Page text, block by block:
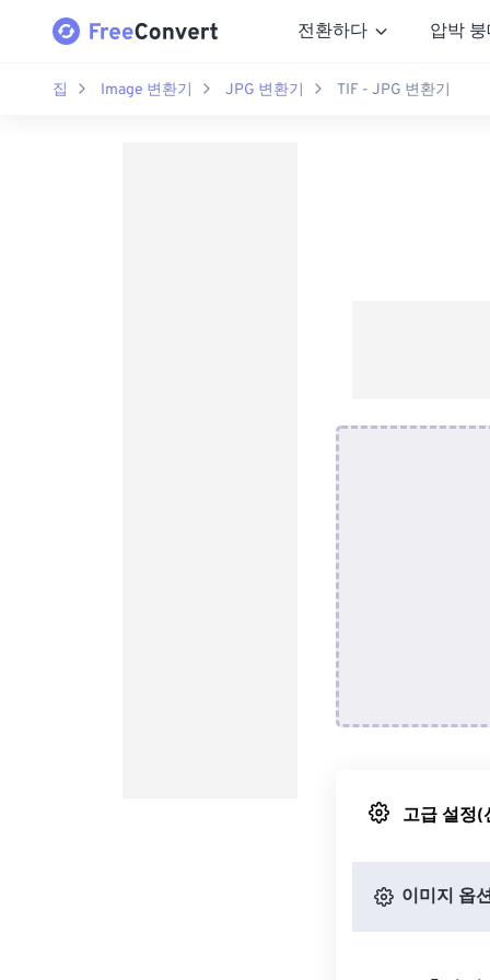
전환하다 압박 붕
집 Image 변환기 JPG 변환기 TIF - JPG 변환기
고급 설정(
이미지 옵